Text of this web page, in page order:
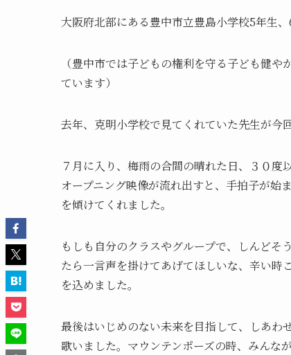
大阪府北部にある豊中市立豊島小学校5年生、
（豊中市では子どもの権利を守る子ども健
ています）
去年、克明小学校で見てくれていた先生が今
７月に入り、梅雨の合間の晴れた日、３０度
オープニング映像が流れ出すと、手拍子が始
を傾けてくれました。
もしも自分のクラスやグループで、しんど
たら一言声を掛けてあげてほしいな、辛い時
を込めました。
最後はいじめのない未来を目指して、しあわ
歌いました。マウンテンポーズの時、みんな